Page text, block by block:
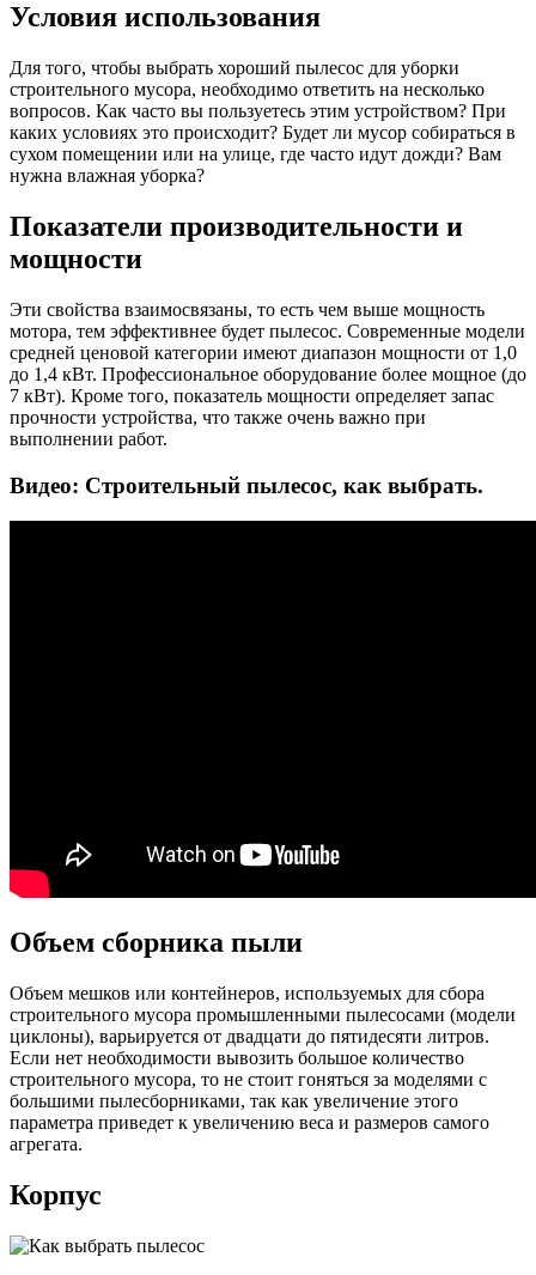
Условия использования
Для того, чтобы выбрать хороший пылесос для уборки
строительного мусора, необходимо ответить на несколько
вопросов. Как часто вы пользуетесь этим устройством? При
каких условиях это происходит? Будет ли мусор собираться в
сухом помещении или на улице, где часто идут дожди? Вам
нужна влажная уборка?
Показатели производительности и
мощности
Эти свойства взаимосвязаны, то есть чем выше мощность
мотора, тем эффективнее будет пылесос. Современные модели
средней ценовой категории имеют диапазон мощности от 1,0
до 1,4 кВт. Профессиональное оборудование более мощное (до
7 кВт). Кроме того, показатель мощности определяет запас
прочности устройства, что также очень важно при
выполнении работ.
Видео: Строительный пылесос, как выбрать.
Объем сборника пыли
Объем мешков или контейнеров, используемых для сбора
строительного мусора промышленными пылесосами (модели
циклоны), варьируется от двадцати до пятидесяти литров.
Если нет необходимости вывозить большое количество
строительного мусора, то не стоит гоняться за моделями с
большими пылесборниками, так как увеличение этого
параметра приведет к увеличению веса и размеров самого
агрегата.
Корпус